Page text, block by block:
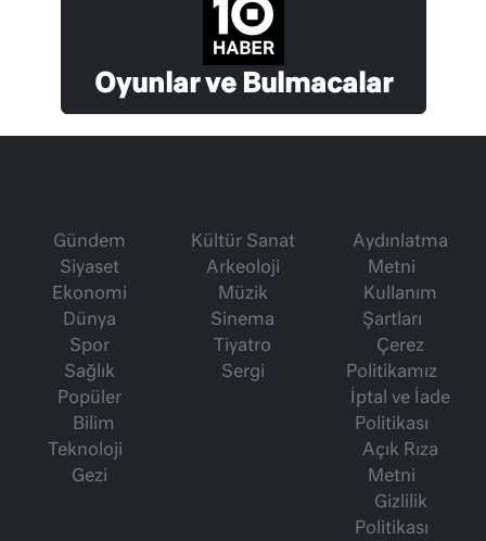
Oyunlar ve Bulmacalar
Gündem
Siyaset
Ekonomi
Dünya
Spor
Sağlık
Popüler
Bilim
Teknoloji
Gezi
Kültür Sanat
Arkeoloji
Müzik
Sinema
Tiyatro
Sergi
Aydınlatma
Metni
Kullanım
Şartları
Çerez
Politikamız
İptal ve İade
Politikası
Açık Rıza
Metni
Gizlilik
Politikası